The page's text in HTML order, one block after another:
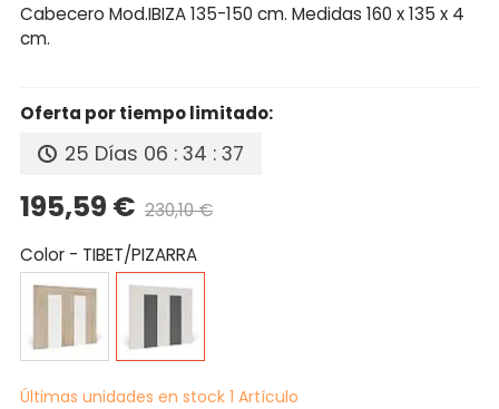
Cabecero Mod.IBIZA 135-150 cm. Medidas 160 x 135 x 4
cm.
Oferta por tiempo limitado:
25 Días 06 : 34 : 37
195,59 € 230,10 €
Color - TIBET/PIZARRA
CAMBRIAN/BLANCO
TIBET/PIZARRA
Últimas unidades en stock 1 Artículo